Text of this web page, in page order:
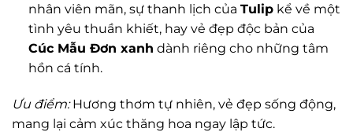
nhân viên mãn, sự thanh lịch của Tulipkể về một
tình yêu thuần khiết, hay vẻ đẹp độc bản của
Cúc Mẫu Đơn xanh dành riêng cho những tâm
hồn cá tính.
Ưu điểm:Hương thơm tự nhiên, vẻ đẹp sống động,
mang lại cảm xúc thăng hoa ngay lập tức.